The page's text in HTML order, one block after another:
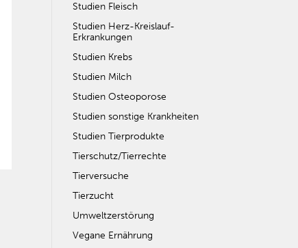
Studien Fleisch
Studien Herz-Kreislauf-
Erkrankungen
Studien Krebs
Studien Milch
Studien Osteoporose
Studien sonstige Krankheiten
Studien Tierprodukte
Tierschutz/Tierrechte
Tierversuche
Tierzucht
Umweltzerstörung
Vegane Ernährung